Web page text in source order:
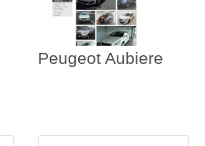
Peugeot Aubiere